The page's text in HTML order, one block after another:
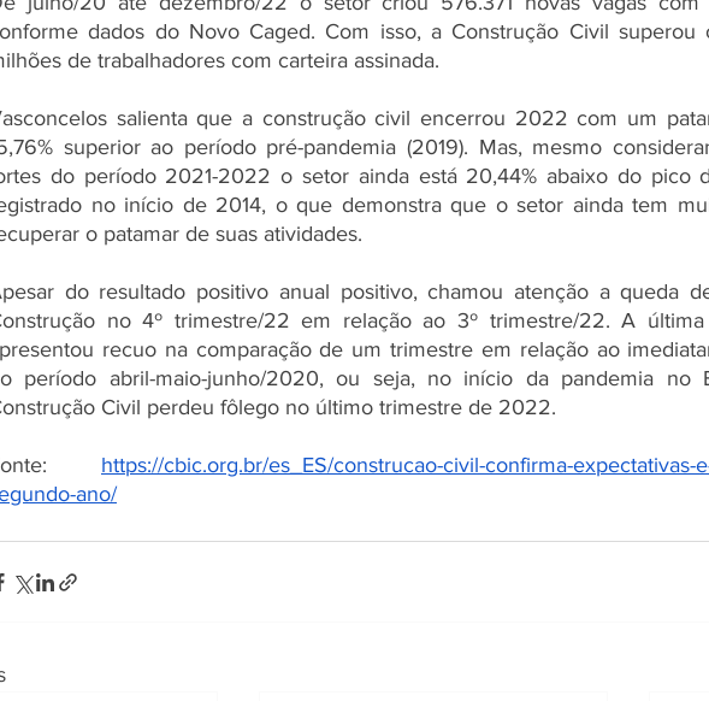
dados do Novo Caged. Com isso, a Construção Civil
de trabalhadores com carteira assinada.
salienta que a construção civil encerrou 2022 com um
superior ao período pré-pandemia (2019). Mas, mesmo
do período 2021-2022 o setor ainda está 20,44% abaixo do pico
no início de 2014, o que demonstra que o setor ainda tem
o patamar de suas atividades.
do resultado positivo anual positivo, chamou atenção a queda
no 4º trimestre/22 em relação ao 3º trimestre/22. A
recuo na comparação de um trimestre em relação ao
período abril-maio-junho/2020, ou seja, no início da pandemia no
Civil perdeu fôlego no último trimestre de 2022.
https://cbic.org.br/es_ES/construcao-civil-confirma-expectativas-
ano/